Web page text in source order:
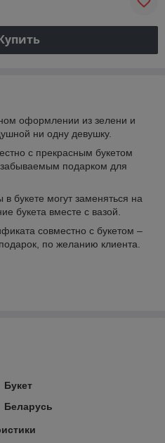
оформлении из зелени и
ни одну девушку.
с прекрасным букетом
подарком для
букете могут заменяться на
букета вместе с вазой.
совместно с букетом –
по желанию клиента.
Букет
Беларусь